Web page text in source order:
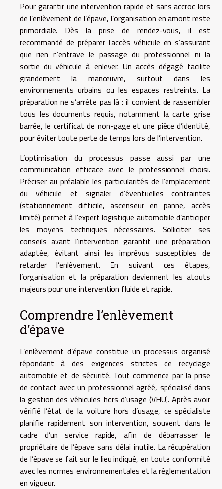
Pour garantir une intervention rapide et sans accroc lors
de l’enlèvement de l’épave, l’organisation en amont reste
primordiale. Dès la prise de rendez-vous, il est
recommandé de préparer l’accès véhicule en s’assurant
que rien n’entrave le passage du professionnel ni la
sortie du véhicule à enlever. Un accès dégagé facilite
grandement la manœuvre, surtout dans les
environnements urbains ou les espaces restreints. La
préparation ne s’arrête pas là : il convient de rassembler
tous les documents requis, notamment la carte grise
barrée, le certificat de non-gage et une pièce d’identité,
pour éviter toute perte de temps lors de l’intervention.
L’optimisation du processus passe aussi par une
communication efficace avec le professionnel choisi.
Préciser au préalable les particularités de l’emplacement
du véhicule et signaler d’éventuelles contraintes
(stationnement difficile, ascenseur en panne, accès
limité) permet à l’expert logistique automobile d’anticiper
les moyens techniques nécessaires. Solliciter ses
conseils avant l’intervention garantit une préparation
adaptée, évitant ainsi les imprévus susceptibles de
retarder l’enlèvement. En suivant ces étapes,
l’organisation et la préparation deviennent les atouts
majeurs pour une intervention fluide et rapide.
Comprendre l’enlèvement
d’épave
L’enlèvement d’épave constitue un processus organisé
répondant à des exigences strictes de recyclage
automobile et de sécurité. Tout commence par la prise
de contact avec un professionnel agréé, spécialisé dans
la gestion des véhicules hors d’usage (VHU). Après avoir
vérifié l’état de la voiture hors d’usage, ce spécialiste
planifie rapidement son intervention, souvent dans le
cadre d’un service rapide, afin de débarrasser le
propriétaire de l’épave sans délai inutile. La récupération
de l’épave se fait sur le lieu indiqué, en toute conformité
avec les normes environnementales et la réglementation
en vigueur.